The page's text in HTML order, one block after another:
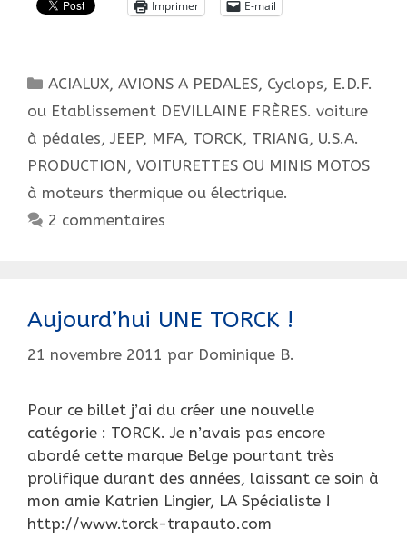
Ils
!
!
Imprimer E-mail
Catégories
ACIALUX,AVIONS A PEDALES, Cyclops, E.D.F.
ou Etablissement DEVILLAINE FRÈRES. voiture
à pédales, JEEP, MFA, TORCK, TRIANG, U.S.A.
PRODUCTION , VOITURETTES OU MINIS MOTOS
à moteurs thermique ou électrique.
2 commentaires
Aujourd’hui UNE TORCK !
21 novembre 2011 par Dominique B.
Pour ce billet j’ai du créer une nouvelle
catégorie : TORCK. Je n’avais pas encore
abordé cette marque Belge pourtant très
prolifique durant des années, laissant ce soin à
mon amie Katrien Lingier, LA Spécialiste !
http://www.torck-trapauto.com